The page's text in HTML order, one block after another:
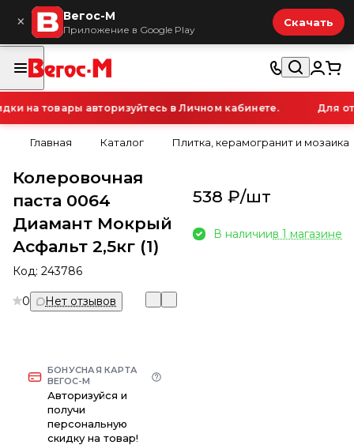
× Вегос-М
Приложение в Google Play
Скачать
на товары авторизуйтесь в Личном кабинете. Для
Главная Каталог Плитка, керамогранит и мозаика
Колеровочная
паста 0064
Диамант Мокрый
Асфальт 2,5кг (1)
Код: 243786
0 Нет отзывов
БОНУСНАЯ КАРТА
ВЕГОС-М
Авторизуйся и
получи
персональную
скидку на товар!
538 ₽/шт
В наличиив 1 магазине